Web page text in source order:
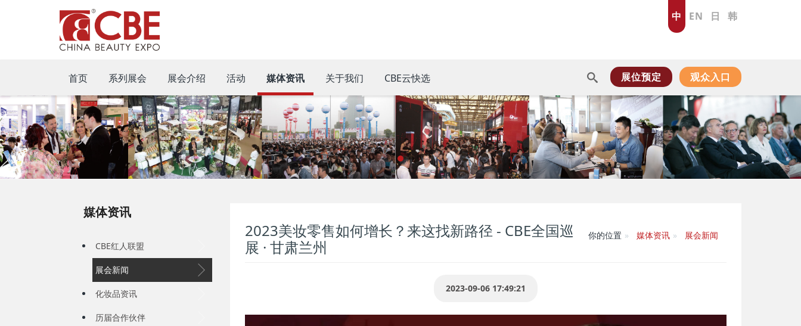
中 EN 日 韩
首页 系列展会 展会介绍 活动 媒体资讯 关于我们 CBE云快选 展位预定 观众入口
媒体资讯
CBE红人联盟
展会新闻
化妆品资讯
历届合作伙伴
你的位置 媒体资讯 展会新闻
2023美妆零售如何增长？来这找新路径 - CBE全国巡
展 · 甘肃兰州
2023-09-06 17:49:21